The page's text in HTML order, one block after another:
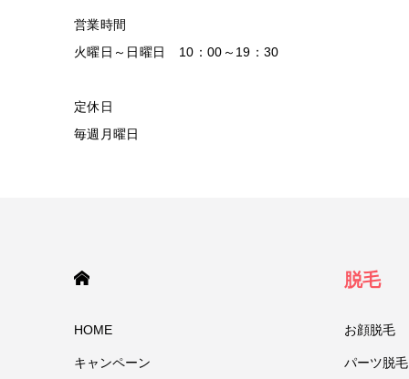
営業時間
火曜日～日曜日 10：00～19：30
定休日
毎週月曜日
HOME
キャンペーン
脱毛
お顔脱毛
パーツ脱毛